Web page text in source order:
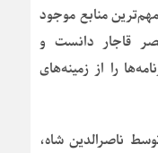
منابع موجود
قاجار دانست و
را از زمینه‌های
ناصرالدین شاه،